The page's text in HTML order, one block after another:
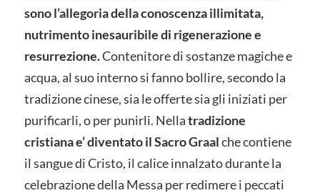
sono l’allegoria della conoscenza illimitata,
nutrimento inesauribile di rigenerazione e
resurrezione.Contenitore di sostanze magiche e
acqua, al suo interno si fanno bollire, secondo la
tradizione cinese, sia le offerte sia gli iniziati per
purificarli, o per punirli. Nellatradizione
cristiana e’ diventato il Sacro Graalche contiene
il sangue di Cristo, il calice innalzato durante la
celebrazione della Messa per redimere i peccati